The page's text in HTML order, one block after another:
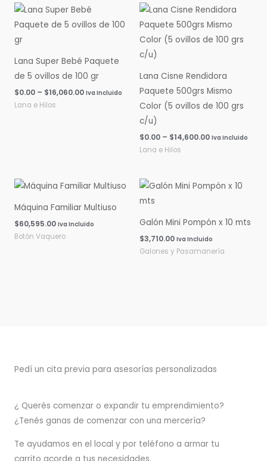
Lana Super Bebé Paquete
de 5 ovillos de 100 gr
$0.00 – $16,060.00
Rango
de
precios:
$16,060.00
Iva Incluido
Lana e Hilos
Lana Cisne Rendidora
Paquete 500grs Mismo
Color (5 ovillos de 100 grs
c/u)
$0.00 – $14,600.00
Rango
de
precios:
desde
$0.00
Iva Incluido
Lana e Hilos
Máquina Familiar Multiuso
$60,595.00 Iva Incluido
Botón Vaquero
Galón Mini Pompón x 10 mts
$3,710.00 Iva Incluido
Galones y Pasamanería
Pedí un cita previa para asesorías personalizadas
¿ Querés comenzar o expandir tu emprendimiento?
¿Tenés ganas de comenzar con una mercería?
Te ayudamos en el local y por teléfono a armar tu